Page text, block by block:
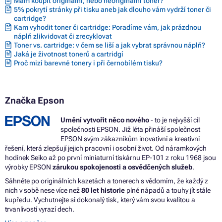
Barvy EPSON ECOTANK L3050
Barvy EPSON ECOTANK L3060
Barvy EPSON ECOTANK L3070
Barvy EPSON ECOTANK L310
Barvy EPSON ECOTANK L350
Barvy EPSON ECOTANK L350 SERIES
Barvy EPSON ECOTANK L355
Barvy EPSON ECOTANK L380
Barvy EPSON ECOTANK L382
Barvy EPSON ECOTANK L385
Barvy EPSON ECOTANK L386
Barvy EPSON ECOTANK L455
Barvy EPSON ECOTANK L480 SERIES
Barvy EPSON ECOTANK L485
Barvy EPSON ECOTANK L486
Barvy EPSON ECOTANK L550
Barvy EPSON ECOTANK L550 SERIES
Barvy EPSON ECOTANK L555
5% pokrytí stránky při tisku aneb jak dlouho vám vydrží toner či
cartridge?
Kam vyhodit toner či cartridge: Poradíme vám, jak prázdnou
náplň zlikvidovat či zrecyklovat
Toner vs. cartridge: v čem se liší a jak vybrat správnou náplň?
Jaká je životnost tonerů a cartridgí
Proč mizí barevné tonery i při černobílém tisku?
Značka Epson
Umění vytvořit něco nového- to je nejvyšší cíl
společnosti EPSON. Již léta přináší společnost
EPSON svým zákazníkům inovativní a kreativní
řešení, která zlepšují jejich pracovní i osobní život. Od náramkových
hodinek Seiko až po první miniaturní tiskárnu EP-101 z roku 1968 jsou
výrobky EPSON zárukou spokojenosti a osvědčených služeb.
Sáhněte po originálních kazetách a tonerech s vědomím, že každý z
nich v sobě nese více než80 let historie plné nápadů a touhy jít stále
kupředu. Vychutnejte si dokonalý tisk, který vám svou kvalitou a
trvanlivostí vyrazí dech.